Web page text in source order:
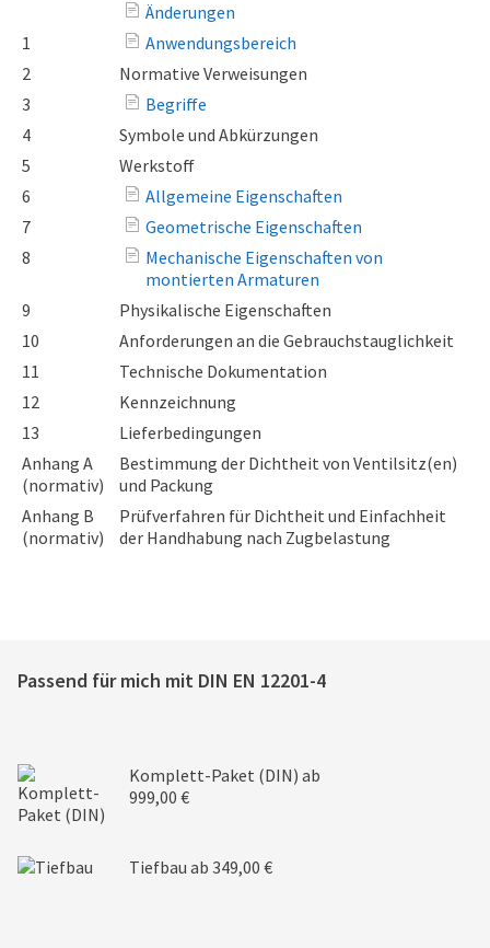
Änderungen
1
Anwendungsbereich
2
Normative Verweisungen
3
Begriffe
4
Symbole und Abkürzungen
5
Werkstoff
6
Allgemeine Eigenschaften
7
Geometrische Eigenschaften
8
Mechanische Eigenschaften von
montierten Armaturen
9
Physikalische Eigenschaften
10
Anforderungen an die Gebrauchstauglichkeit
11
Technische Dokumentation
12
Kennzeichnung
13
Lieferbedingungen
Anhang A
(normativ)
Bestimmung der Dichtheit von Ventilsitz(en)
und Packung
Anhang B
(normativ)
Prüfverfahren für Dichtheit und Einfachheit
der Handhabung nach Zugbelastung
Passend für mich mit DIN EN 12201-4
Komplett-Paket (DIN) ab
999,00 €
Tiefbau ab 349,00 €